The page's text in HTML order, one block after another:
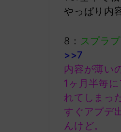
やっぱり内
8： スプラ
>>7
内容が薄い
1ヶ月半毎
れてしまっ
すぐアプデ
んけど。